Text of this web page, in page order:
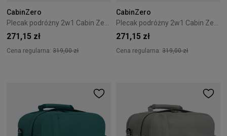
CabinZero
Plecak podróżny 2w1 Cabin Zero Classic Tech 28L Cinnamon
271,15 zł
Cena regularna: 319,00 zł
CabinZero
Plecak podróżny 2w1 Cabin Zero Classic Tech 28L Redwood
271,15 zł
Cena regularna: 319,00 zł